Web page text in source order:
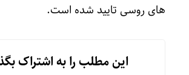
های روسی تایید شده است.
این مطلب را به اشتراک